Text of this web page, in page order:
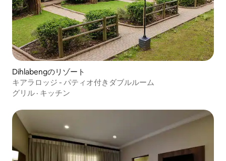
Dihlabengのリゾート
キアラロッジ - パティオ付きダブルルーム
グリル · キッチン